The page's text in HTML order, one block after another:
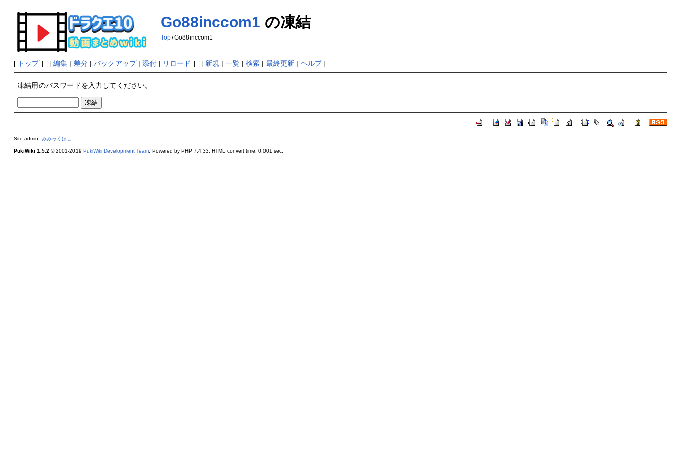
Go88inccom1 の凍結
Top/Go88inccom1
[ トップ] [ 編集| 差分| バックアップ| 添付| リロード ] [ 新規 | 一覧| 検索| 最終更新| ヘルプ]
凍結用のパスワードを入力してください。
Site admin: みみっくほし
PukiWiki 1.5.2© 2001-2019 PukiWiki Development Team. Powered by PHP 7.4.33. HTML convert time: 0.001 sec.